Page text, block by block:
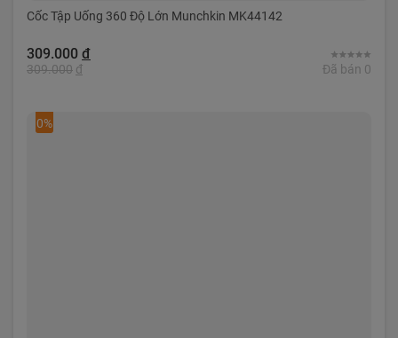
Cốc Tập Uống 360 Độ Lớn Munchkin MK44142
309.000 đ
309.000 đ Đã bán 0
0%